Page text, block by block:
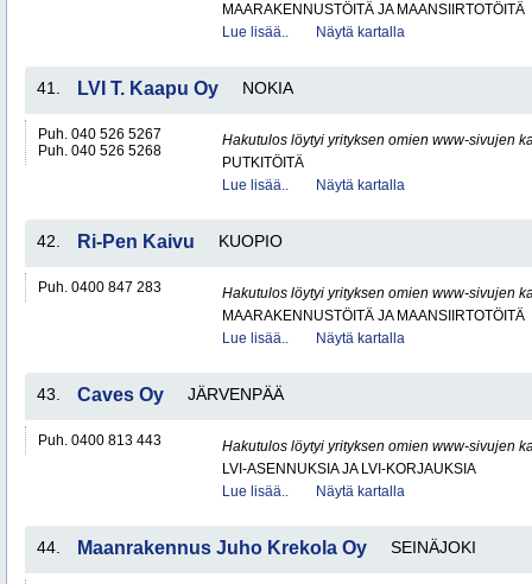
MAARAKENNUSTÖITÄ JA MAANSIIRTOTÖITÄ
Lue lisää..
Näytä kartalla
41. LVI T. Kaapu Oy NOKIA
Puh. 040 526 5267
Puh. 040 526 5268
Hakutulos löytyi yrityksen omien www-sivujen
PUTKITÖITÄ
Lue lisää..
Näytä kartalla
42. Ri-Pen Kaivu KUOPIO
Puh. 0400 847 283
Hakutulos löytyi yrityksen omien www-sivujen
MAARAKENNUSTÖITÄ JA MAANSIIRTOTÖITÄ
Lue lisää..
Näytä kartalla
43. Caves Oy JÄRVENPÄÄ
Puh. 0400 813 443
Hakutulos löytyi yrityksen omien www-sivujen
LVI-ASENNUKSIA JA LVI-KORJAUKSIA
Lue lisää..
Näytä kartalla
44. Maanrakennus Juho Krekola Oy SEINÄJOKI